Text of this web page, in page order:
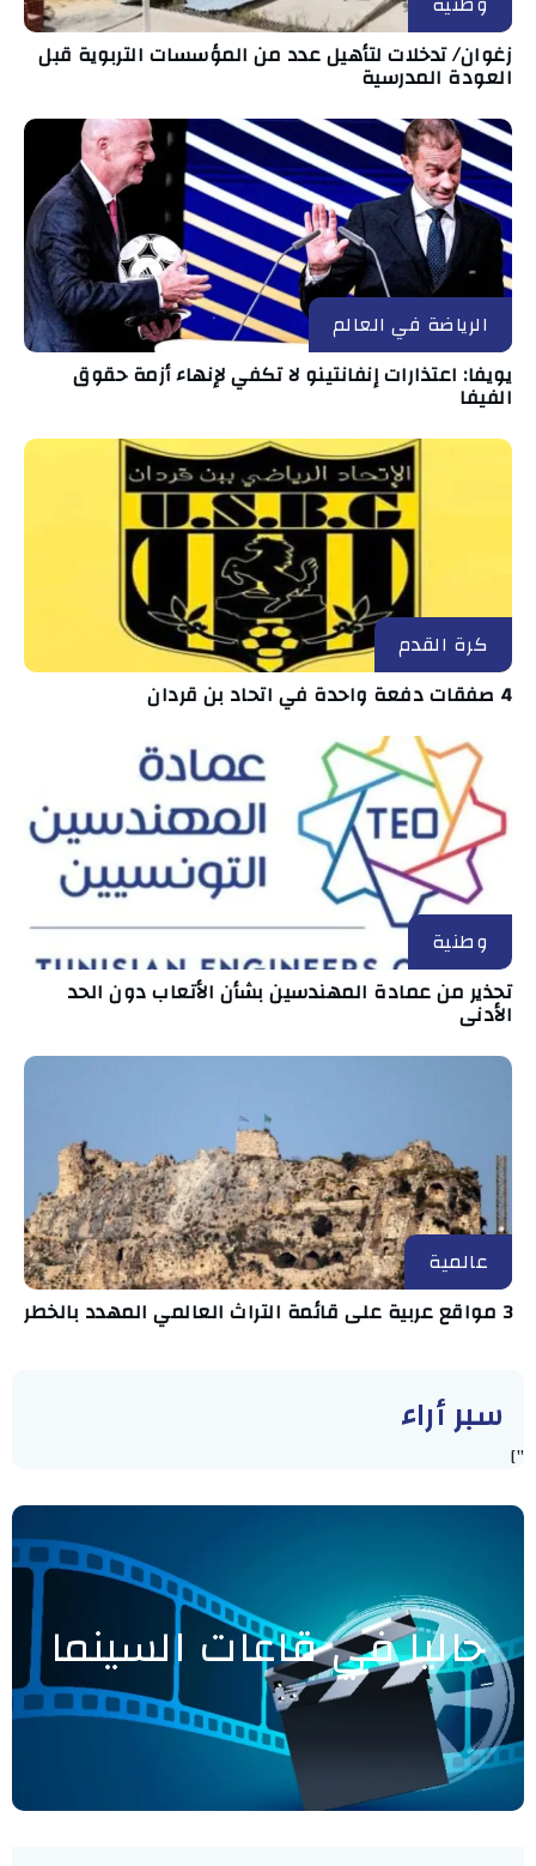
زغوان/ تدخلات لتأهيل عدد من المؤسسات التربوية قبل
العودة المدرسية
الرياضة في العالم
يويفا: اعتذارات إنفانتينو لا تكفي لإنهاء أزمة حقوق
الفيفا
كرة القدم
4 صفقات دفعة واحدة في اتحاد بن قردان
وطنية
تحذير من عمادة المهندسين بشأن الأتعاب دون الحد
الأدنى
عالمية
3 مواقع عربية على قائمة التراث العالمي المهدد بالخطر
سبر أراء
"]
حاليا في قاعات السينما